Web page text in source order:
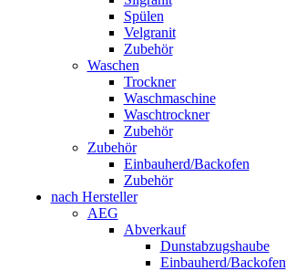
Spülen
Velgranit
Zubehör
Waschen
Trockner
Waschmaschine
Waschtrockner
Zubehör
Zubehör
Einbauherd/Backofen
Zubehör
nach Hersteller
AEG
Abverkauf
Dunstabzugshaube
Einbauherd/Backofen